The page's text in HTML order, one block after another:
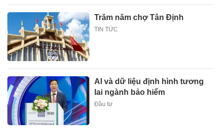
Trăm năm chợ Tân Định
TIN TỨC
AI và dữ liệu định hình tương
lai ngành bảo hiểm
Đầu tư